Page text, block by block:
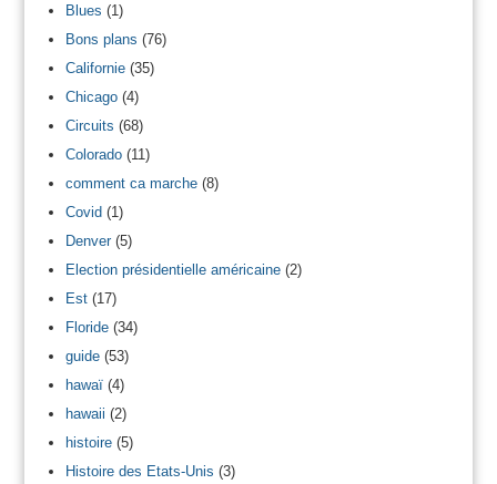
Blues (1)
Bons plans (76)
Californie(35)
Chicago(4)
Circuits (68)
Colorado(11)
comment ca marche(8)
Covid(1)
Denver(5)
Election présidentielle américaine(2)
Est(17)
Floride(34)
guide(53)
hawaï(4)
hawaii (2)
histoire(5)
Histoire des Etats-Unis (3)